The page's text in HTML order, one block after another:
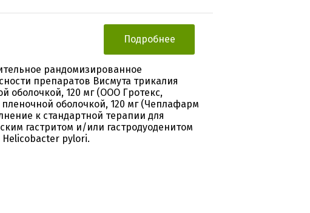
Подробнее
рандомизированное
препаратов Висмута трикалия
оболочкой, 120 мг (ООО Гротекс,
оболочкой, 120 мг (Чеплафарм
к стандартной терапии для
гастритом и/или гастродуоденитом
pylori.